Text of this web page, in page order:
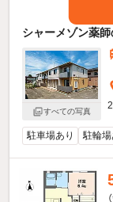
シャーメゾン薬
すべての写真
駐車場あり 駐輪場